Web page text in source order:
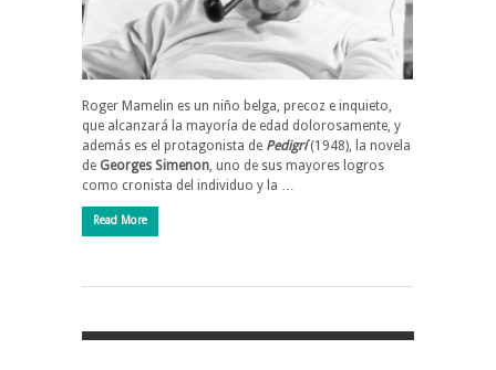
Roger Mamelin es un niño belga, precoz e inquieto,
que alcanzará la mayoría de edad dolorosamente, y
además es el protagonista de Pedigrí(1948), la novela
de Georges Simenon, uno de sus mayores logros
como cronista del individuo y la …
Read More